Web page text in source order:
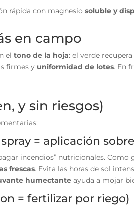
rápida con magnesiosoluble y
en campo
eltono de la hoja: el verde
firmes y uniformidad de lotes. En
y sin riesgos)
= aplicación
incendios” nutricionales.
frescas. Evita las horas de sol
humectante ayuda a mojar
= fertilizar por riego)